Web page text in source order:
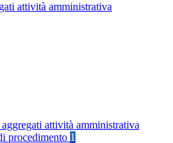
attività amministrativa
attività amministrativa
procedimento 1